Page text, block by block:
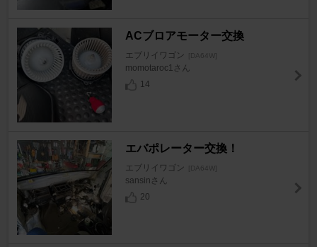
ACブロアモーター交換
エブリイワゴン [DA64W]
momotaroc1さん
14
エバポレーター交換！
エブリイワゴン [DA64W]
sansinさん
20